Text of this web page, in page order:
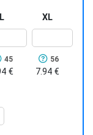
L
45
€
XL
56
7.94 €